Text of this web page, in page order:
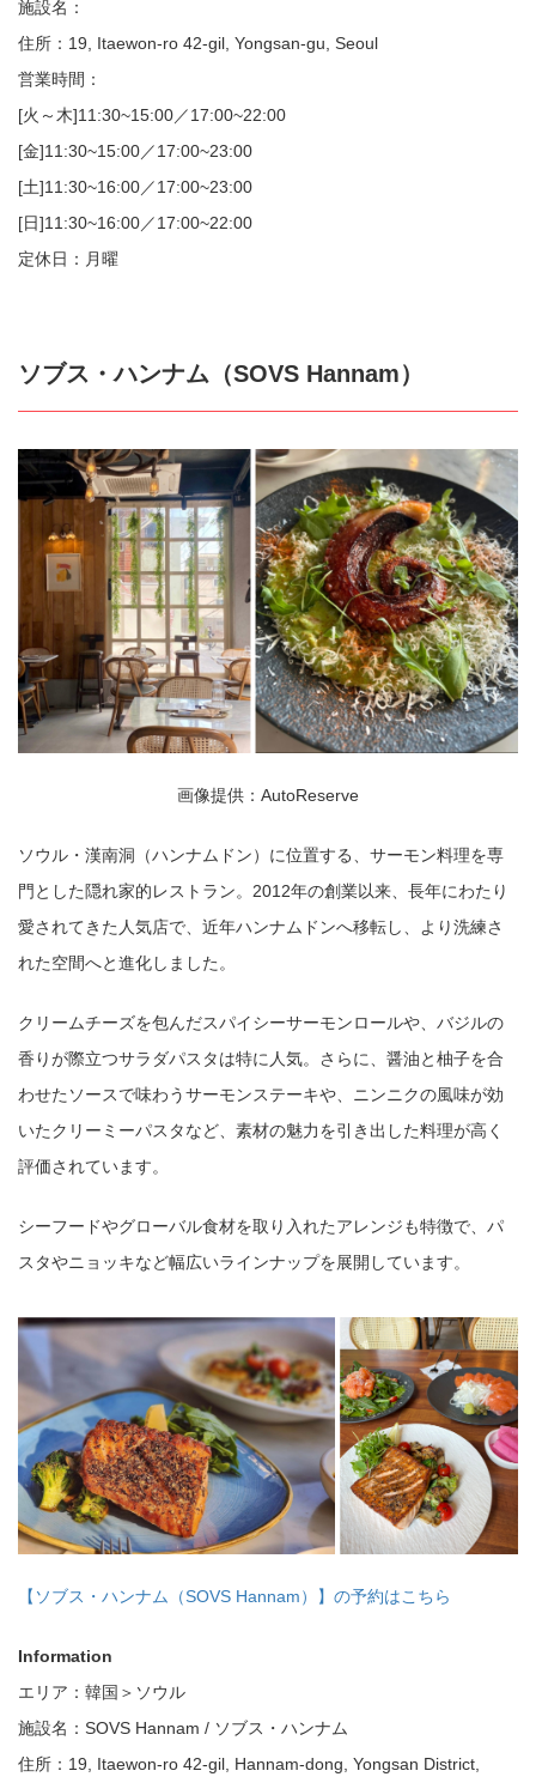
施設名：
住所：19, Itaewon-ro 42-gil, Yongsan-gu, Seoul
営業時間：
[火～木]11:30~15:00／17:00~22:00
[金]11:30~15:00／17:00~23:00
[土]11:30~16:00／17:00~23:00
[日]11:30~16:00／17:00~22:00
定休日：月曜
ソブス・ハンナム（SOVS Hannam）
画像提供：AutoReserve
ソウル・漢南洞（ハンナムドン）に位置する、サーモン料理を専
門とした隠れ家的レストラン。2012年の創業以来、長年にわたり
愛されてきた人気店で、近年ハンナムドンへ移転し、より洗練さ
れた空間へと進化しました。
クリームチーズを包んだスパイシーサーモンロールや、バジルの
香りが際立つサラダパスタは特に人気。さらに、醤油と柚子を合
わせたソースで味わうサーモンステーキや、ニンニクの風味が効
いたクリーミーパスタなど、素材の魅力を引き出した料理が高く
評価されています。
シーフードやグローバル食材を取り入れたアレンジも特徴で、パ
スタやニョッキなど幅広いラインナップを展開しています。
【ソブス・ハンナム（SOVS Hannam）】の予約はこちら
Information
エリア：韓国＞ソウル
施設名：SOVS Hannam / ソブス・ハンナム
住所：19, Itaewon-ro 42-gil, Hannam-dong, Yongsan District,